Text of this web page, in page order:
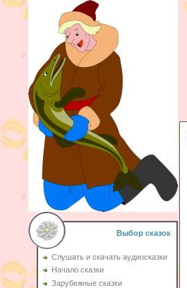
Выбор сказок
Слушать и скачать аудиосказки
Начало сказки
Зарубежные сказки